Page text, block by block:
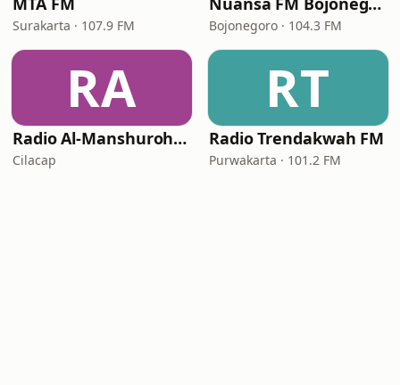
Surakarta · 107.9 FM Bojonegoro · 104.3 FM
RA
Radio Al-Manshuroh Cilacap
Cilacap
RT
Radio Trendakwah FM
Purwakarta · 101.2 FM